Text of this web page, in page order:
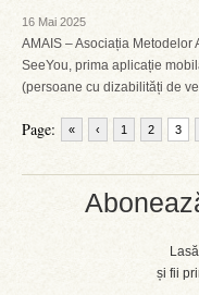
și fii
16 Mai 2025
AMAIS – Asociația
SeeYou, prima aplicație
(persoane cu dizabilități de
Page: « ‹ 1 2 3